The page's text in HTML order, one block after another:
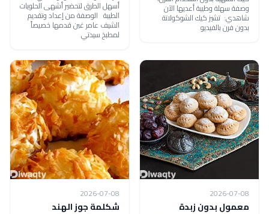
وصفة سهلة وطيبة أعديها الآن
شاهدي: تشيز كيك الشوكولاتة
بدون فرن بالفيديو
أسهل الطرق لتحضير أشهى الحلويات
الطيبة الوصفة من إعداد وتقديم
الشيف عامر غبن قدمها خصيصاً
لمطبخ سيدتي
2026-07-08
معمول بدون زبدة
2026-07-08
شكلمة جوز الهند